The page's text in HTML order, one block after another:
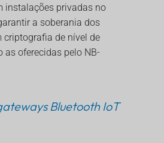
instalações privadas no
a soberania dos
criptografia de nível de
as oferecidas pelo NB-
Bluetooth IoT